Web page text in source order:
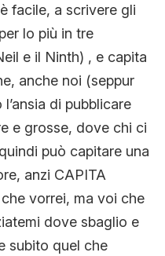
facile, a scrivere gli
lo più in tre
e il Ninth) , e capita
anche noi (seppur
di pubblicare
e grosse, dove chi ci
può capitare una
anzi CAPITA
vorrei, ma voi che
dove sbaglio e
subito quel che